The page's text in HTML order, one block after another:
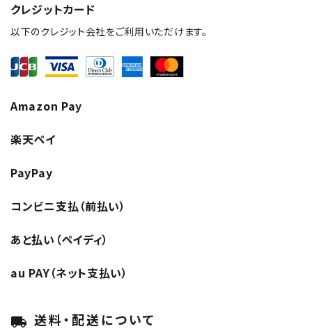
クレジットカード
以下のクレジット会社をご利用いただけます。
Amazon Pay
楽天ペイ
PayPay
コンビニ支払（前払い）
あと払い（ペイディ）
au PAY（ネット支払い）
local_shipping 送料・配送について